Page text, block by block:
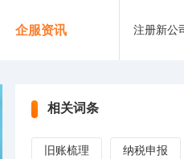
企服资讯 注册新公
相关词条
旧账梳理 纳税申报